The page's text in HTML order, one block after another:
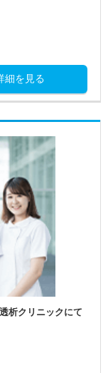
細を見る
析クリニックにて